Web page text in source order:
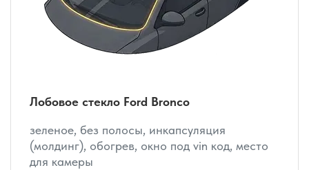
Лобовое стекло Ford Bronco
зеленое, без полосы, инкапсуляция
(молдинг), обогрев, окно под vin код, место
для камеры